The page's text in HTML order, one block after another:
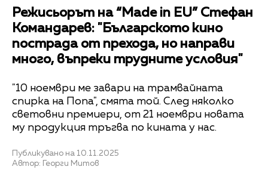
Режисьорът на “Made in EU” Стефан
Командарев: "Българското кино
пострада от прехода, но направи
много, въпреки трудните условия"
"10 ноември ме завари на трамвайната
спирка на Попа", смята той. След няколко
световни премиери, от 21 ноември новата
му продукция тръгва по кината у нас.
Публикувано на 10.11.2025
Автор: Георги Митов